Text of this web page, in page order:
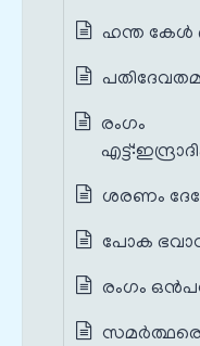
ഹന്ത കേൾ
രംഗം
ശരണം
പോക
രംഗം